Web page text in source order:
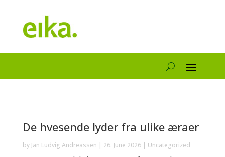
De hvesende lyder fra ulike æraer
by Jan Ludvig Andreassen | 26. June 2026| Uncategorized